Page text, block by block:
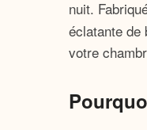
nuit.
éclatante de
votre